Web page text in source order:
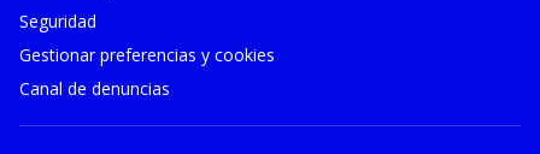
Seguridad
Gestionar preferencias y cookies
Canal de denuncias